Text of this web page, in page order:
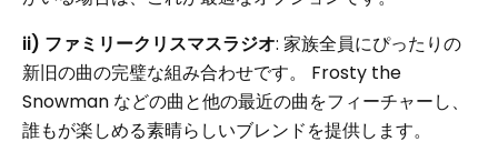
ii) ファミリークリスマスラジオ: 家族全員にぴったりの
新旧の曲の完璧な組み合わせです。 Frosty the
Snowman などの曲と他の最近の曲をフィーチャーし、
誰もが楽しめる素晴らしいブレンドを提供します。